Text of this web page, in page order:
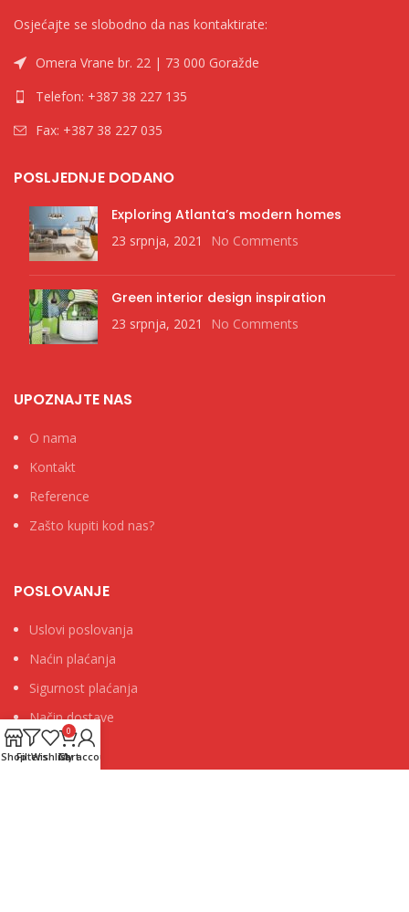
Osjećajte se slobodno da nas kontaktirate:
Omera Vrane br. 22 | 73 000 Goražde
Telefon: +387 38 227 135
Fax: +387 38 227 035
POSLJEDNJE DODANO
Exploring Atlanta’s modern homes
23 srpnja, 2021 No Comments
Green interior design inspiration
23 srpnja, 2021 No Comments
UPOZNAJTE NAS
O nama
Kontakt
Reference
Zašto kupiti kod nas?
POSLOVANJE
Uslovi poslovanja
Naćin plaćanja
Sigurnost plaćanja
Način dostave
ShopFiltersWishlist
0
Cart
My account